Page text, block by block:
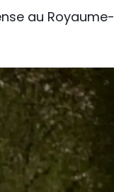
au Royaume-